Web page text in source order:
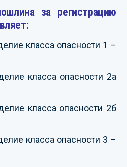
за регистрацию
класса опасности 1 –
класса опасности 2а
класса опасности 2б
класса опасности 3 –